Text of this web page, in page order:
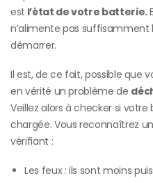
est l’état de votre batterie.
n’alimente pas suffisamment
démarrer.
Il est, de ce fait, possible que
en vérité un problème de
Veillez alors à checker si
chargée. Vous reconnaîtrez
vérifiant :
Les feux : ils sont moins